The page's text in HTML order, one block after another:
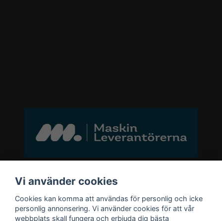
Bli medlem i vårt nyhetsbrev
email
Mejladress Skicka
Vi använder cookies
Cookies kan komma att användas för personlig och icke
personlig annonsering. Vi använder cookies för att vår
webbplats skall fungera och erbjuda dig bästa